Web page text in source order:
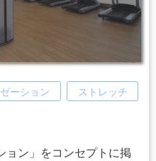
ーション ストレッチ
ョン」をコンセプトに掲